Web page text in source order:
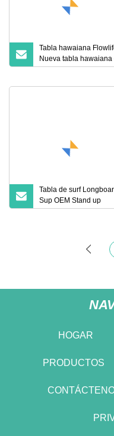
Tabla hawaiana
Nueva tabla hawaiana
Wakeboard OEM
Tabla de surf
Sup OEM Stand up
Paddle Board
HOGAR
PRODUCTOS